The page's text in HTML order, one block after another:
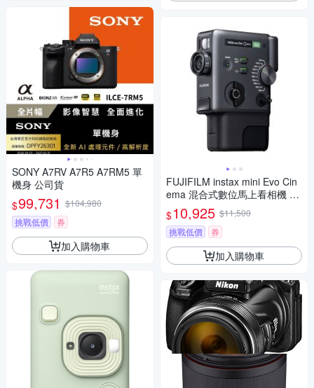
SONY A7RV A7R5 A7RM5 單
機身 公司貨
$99,731 $104,980
挑戰低價
券
加入購物車
FUJIFILM instax mini Evo Cin
ema 混合式數位馬上看相機 印
相機 拍立得相機 公司貨
$10,925 $11,500
挑戰低價
券
加入購物車